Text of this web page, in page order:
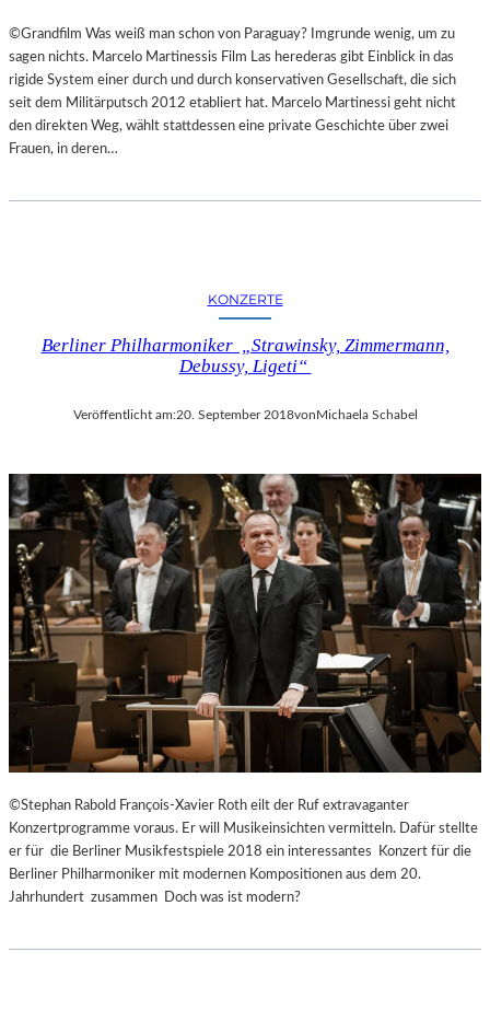
©Grandfilm Was weiß man schon von Paraguay? Imgrunde wenig, um zu
sagen nichts. Marcelo Martinessis Film Las herederas gibt Einblick in das
rigide System einer durch und durch konservativen Gesellschaft, die sich
seit dem Militärputsch 2012 etabliert hat. Marcelo Martinessi geht nicht
den direkten Weg, wählt stattdessen eine private Geschichte über zwei
Frauen, in deren…
KONZERTE
Berliner Philharmoniker „Strawinsky, Zimmermann,
Debussy, Ligeti“
Veröffentlicht am:20. September 2018vonMichaela Schabel
©Stephan Rabold François-Xavier Roth eilt der Ruf extravaganter
Konzertprogramme voraus. Er will Musikeinsichten vermitteln. Dafür stellte
er für die Berliner Musikfestspiele 2018 ein interessantes Konzert für die
Berliner Philharmoniker mit modernen Kompositionen aus dem 20.
Jahrhundert zusammen Doch was ist modern?